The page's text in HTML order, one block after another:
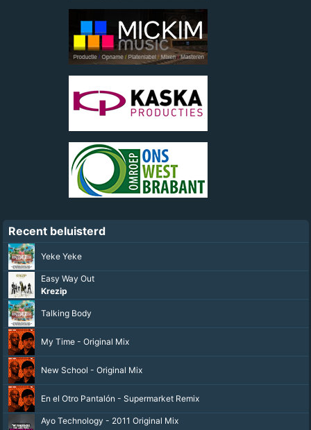
Recent beluisterd
Yeke Yeke
Easy Way Out
Krezip
Talking Body
My Time - Original Mix
New School - Original Mix
En el Otro Pantalón - Supermarket Remix
Ayo Technology - 2011 Original Mix